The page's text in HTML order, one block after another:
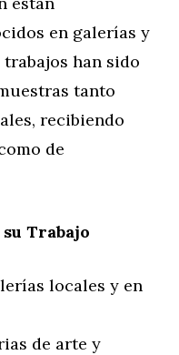
en galerías y
han sido
tanto
recibiendo
de
Trabajo
locales y en
de arte y